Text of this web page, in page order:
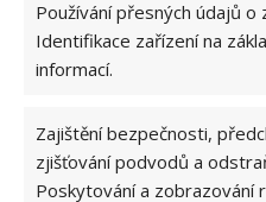
Používání přesných údajů o
Identifikace zařízení na
informací.
Zajištění bezpečnosti,
zjišťování podvodů a
Poskytování a zobrazování